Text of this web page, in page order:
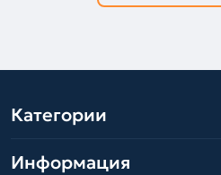
Категории
Информация